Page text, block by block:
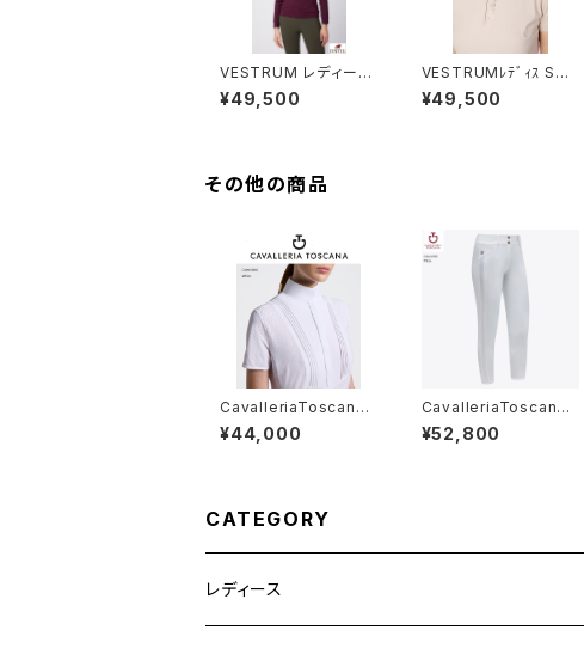
VESTRUM レディース
LSトレーニングトップス
W658360002
¥49,500
VESTRUMﾚﾃﾞｨｽ SS
シャツ W633760002
¥49,500
その他の商品
CavalleriaToscana
SS 競技用シャツ CA
D098JF024
¥44,000
CavalleriaToscana
レディース白FGキュロ
ットPAD211 JE195
¥52,800
CATEGORY
レディース